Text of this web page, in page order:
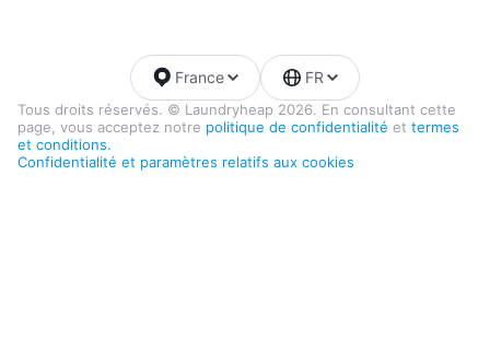
Tous droits réservés. © Laundryheap 2026. En consultant cette
page, vous acceptez notre politique de confidentialité et termes
et conditions.
Confidentialité et paramètres relatifs aux cookies
France FR